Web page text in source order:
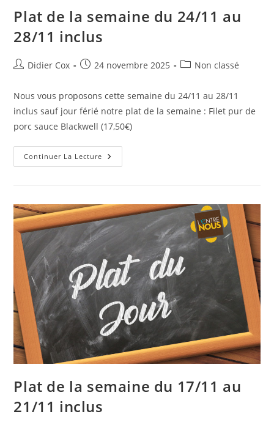
Plat de la semaine du 24/11 au
28/11 inclus
Didier Cox 24 novembre 2025 Non classé
Nous vous proposons cette semaine du 24/11 au 28/11
inclus sauf jour férié notre plat de la semaine : Filet pur de
porc sauce Blackwell (17,50€)
Continuer La Lecture
Plat de la semaine du 17/11 au
21/11 inclus